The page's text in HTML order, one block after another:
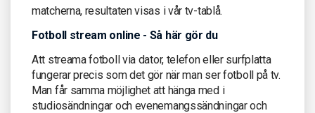
matcherna, resultaten visas i vår tv-tablå.
Fotboll stream online - Så här gör du
Att streama fotboll via dator, telefon eller surfplatta
fungerar precis som det gör när man ser fotboll på tv.
Man får samma möjlighet att hänga med i
studiosändningar och evenemangssändningar och